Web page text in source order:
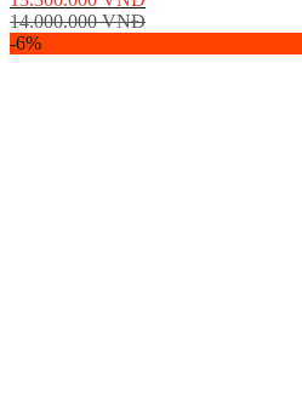
14.000.000VNĐ
-6%